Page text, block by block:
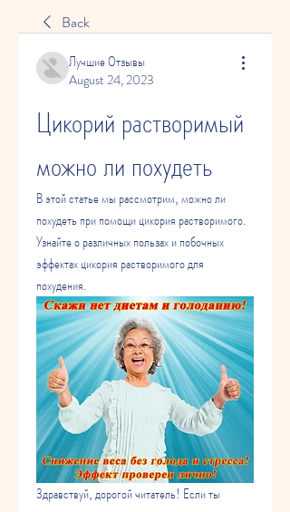
Back
Лучшие Отзывы
August 24, 2023
Цикорий растворимый
можно ли похудеть
В этой статье мы рассмотрим, можно ли
похудеть при помощи цикория растворимого.
Узнайте о различных пользах и побочных
эффектах цикория растворимого для
похудения.
Здравствуй, дорогой читатель! Если ты